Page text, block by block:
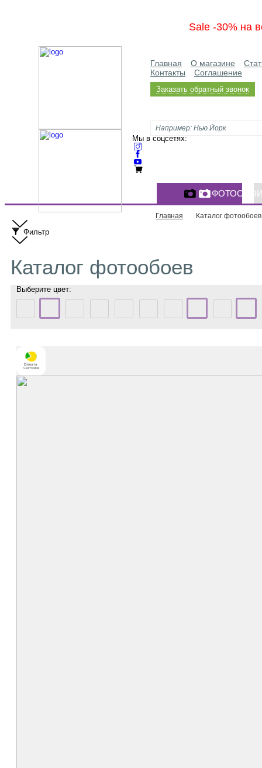
Sale -30% на
Главная О магазине
Контакты
Соглашение
Заказать обратный звонок
Мы в соцсетях:
Главная Каталог фотообоев
Фильтр
Каталог фотообоев
Выберите цвет: